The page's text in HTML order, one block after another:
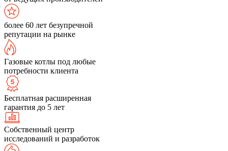
более 60 лет безупречной
репутации на рынке
Газовые котлы под любые
потребности клиента
Бесплатная расширенная
гарантия до 5 лет
Собственный центр
исследований и разработок